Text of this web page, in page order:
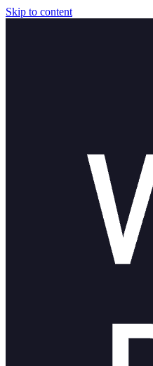
Skip to content